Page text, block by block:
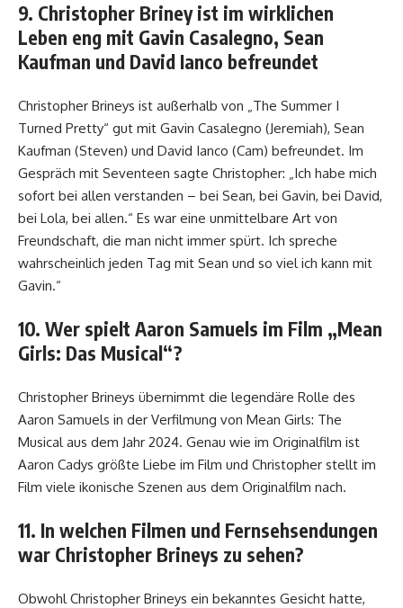
9. Christopher Briney ist im wirklichen
Leben eng mit Gavin Casalegno, Sean
Kaufman und David Ianco befreundet
Christopher Brineys ist außerhalb von „The Summer I
Turned Pretty“ gut mit Gavin Casalegno (Jeremiah), Sean
Kaufman (Steven) und David Ianco (Cam) befreundet. Im
Gespräch mit Seventeen sagte Christopher: „Ich habe mich
sofort bei allen verstanden – bei Sean, bei Gavin, bei David,
bei Lola, bei allen.“ Es war eine unmittelbare Art von
Freundschaft, die man nicht immer spürt. Ich spreche
wahrscheinlich jeden Tag mit Sean und so viel ich kann mit
Gavin.“
10. Wer spielt Aaron Samuels im Film „Mean
Girls: Das Musical“?
Christopher Brineys übernimmt die legendäre Rolle des
Aaron Samuels in der Verfilmung von Mean Girls: The
Musical aus dem Jahr 2024. Genau wie im Originalfilm ist
Aaron Cadys größte Liebe im Film und Christopher stellt im
Film viele ikonische Szenen aus dem Originalfilm nach.
11. In welchen Filmen und Fernsehsendungen
war Christopher Brineys zu sehen?
Obwohl Christopher Brineys ein bekanntes Gesicht hatte,